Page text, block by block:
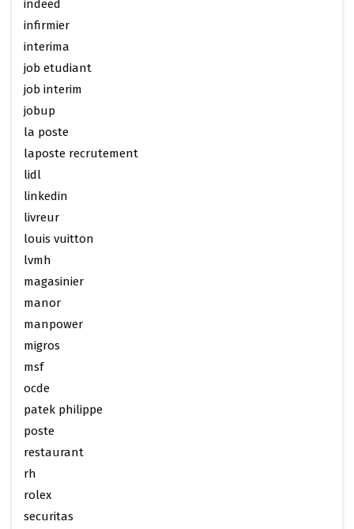
indeed
infirmier
interima
job etudiant
job interim
jobup
la poste
laposte recrutement
lidl
linkedin
livreur
louis vuitton
lvmh
magasinier
manor
manpower
migros
msf
ocde
patek philippe
poste
restaurant
rh
rolex
securitas